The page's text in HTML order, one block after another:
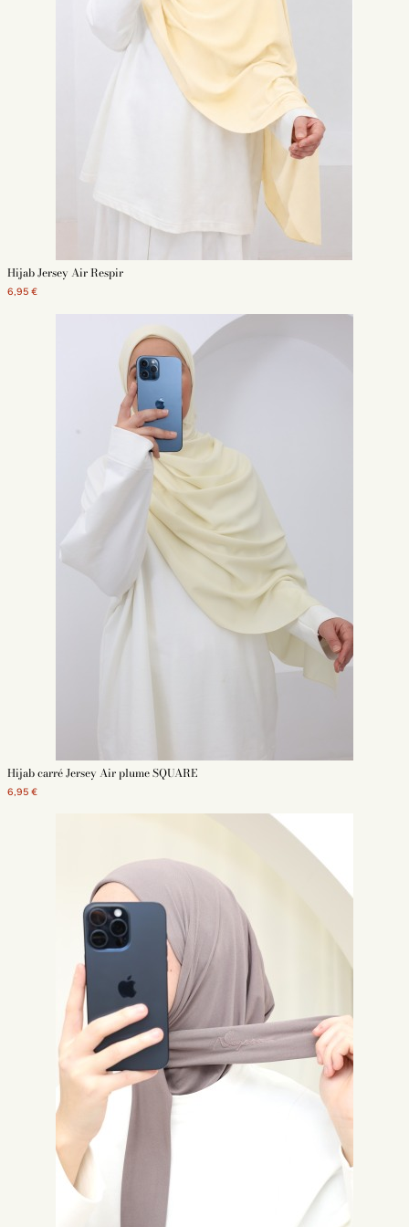
notre boutique vous propose des produits de qualité au meilleur prix
Notre boutique vous garantit unelivraison express en 48h ouvrées.
Livraison qui est gratuite dès 69€ d'achats.
Le hijab jersey n’a dorénavant plus de secret pour vous. Vous allez, grâce à
nos conseils, pouvoir opter pour les hijabs jersey pour accompagner vos
tenues. On le rappelle, opacité, fluidité, et adaptable pour tous les styles
hijab soie de Médine
un indispensable pour
la femme voilée moderne! Ainsi que nos hijab à enfiler best seller ces
Découvrez aussi nos différents modèles de hijabs :
Hijab en soie de Médine
coffret cadeaux hijab
voile en mousseline
Hijab en Jersey
Hijab Jersey Air Respir
6,95 €
Hijab carré Jersey Air plume SQUARE
6,95 €